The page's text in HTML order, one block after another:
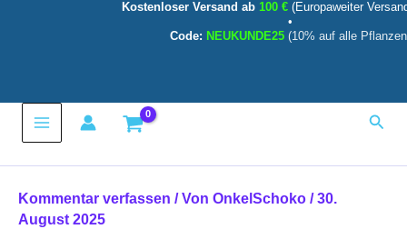
Kostenloser Versand ab 100 € (Europaweiter
•
Code: NEUKUNDE25 (10% auf alle
Main
Kommentar verfassen / Von OnkelSchoko /30.
August 2025